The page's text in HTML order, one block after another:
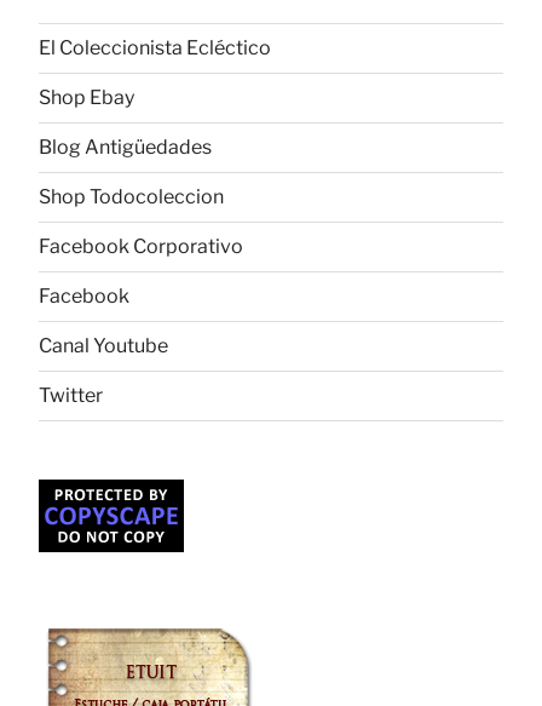
El Coleccionista Ecléctico
Shop Ebay
Blog Antigüedades
Shop Todocoleccion
Facebook Corporativo
Facebook
Canal Youtube
Twitter